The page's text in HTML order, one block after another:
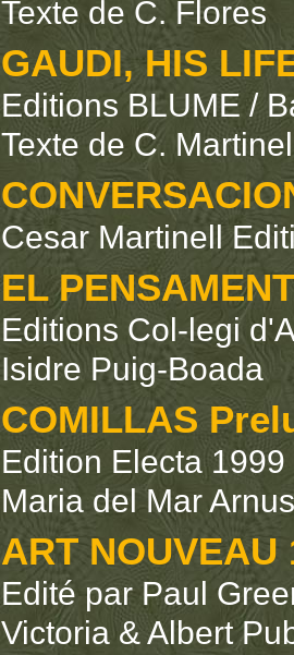
Texte de C. Flores
GAUDI, HIS
Editions BLUME /
Texte de C. Martinel
Cesar Martinell
EL
Editions Col-legi
Isidre Puig-Boada
COMILLAS
Edition Electa 1999
Maria del Mar Arnus
ART NOUVEAU
Edité par Paul
Victoria & Albert